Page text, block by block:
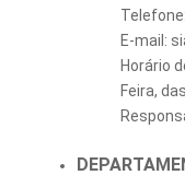
E-mail:
Horário
Feira,